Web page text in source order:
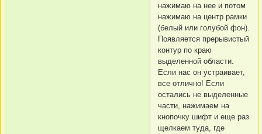
нажимаю на нее и потом
нажимаю на центр рамки
(белый или голубой фон).
Появляется прерывистый
контур по краю
выделенной области.
Если нас он устраивает,
все отлично! Если
остались не выделенные
части, нажимаем на
кнопочку шифт и еще раз
щелкаем туда, где